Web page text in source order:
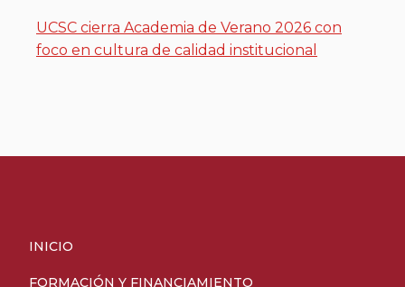
UCSC cierra Academia de Verano 2026 con
foco en cultura de calidad institucional
INICIO
FORMACIÓN Y FINANCIAMIENTO